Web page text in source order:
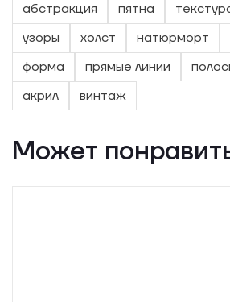
абстракция
пятна
узоры
холст натюрморт
форма
прямые линии
акрил
винтаж
Может